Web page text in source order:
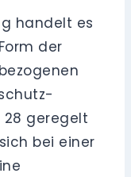
handelt es
der
28 geregelt
bei einer